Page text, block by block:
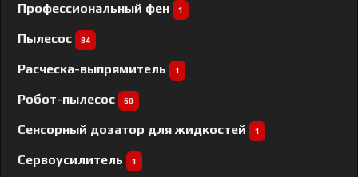
Профессиональный фен 1
Пылесос 84
Расческа-выпрямитель 1
Робот-пылесос 60
Сенсорный дозатор для жидкостей 1
Сервоусилитель 1